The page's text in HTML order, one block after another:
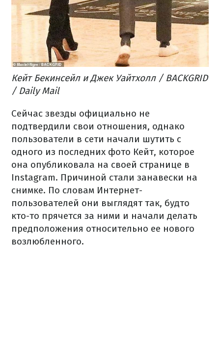
Кейт Бекинсейл и Джек Уайтхолл / BACKGRID
/ Daily Mail
Сейчас звезды официально не
подтвердили свои отношения, однако
пользователи в сети начали шутить с
одного из последних фото Кейт, которое
она опубликовала на своей странице в
Instagram. Причиной стали занавески на
снимке. По словам Интернет-
пользователей они выглядят так, будто
кто-то прячется за ними и начали делать
предположения относительно ее нового
возлюбленного.